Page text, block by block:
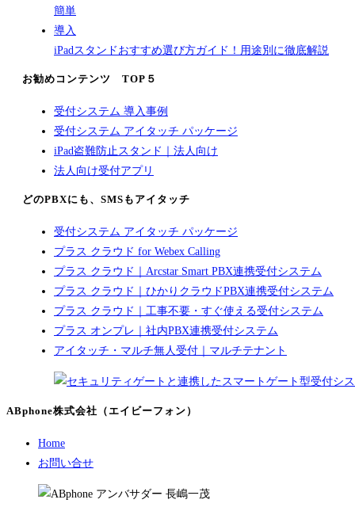
iPadスタンドおすすめ選び方ガイド！用途別に徹底解説
お勧めコンテンツ TOP５
受付システム 導入事例
受付システム アイタッチ パッケージ
iPad盗難防止スタンド｜法人向け
法人向け受付アプリ
どのPBXにも、SMSもアイタッチ
受付システム アイタッチ パッケージ
プラス クラウド for Webex Calling
プラス クラウド｜Arcstar Smart PBX連携受付システム
プラス クラウド｜ひかりクラウドPBX連携受付システム
プラス クラウド｜工事不要・すぐ使える受付システム
プラス オンプレ｜社内PBX連携受付システム
アイタッチ・マルチ無人受付｜マルチテナント
ABphone株式会社（エイビーフォン）
Home
お問い合せ